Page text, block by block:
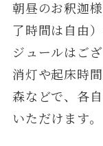
朝昼のお釈迦
了時間は自由
ジュールはご
消灯や起床時
森などで、各
いただけます。